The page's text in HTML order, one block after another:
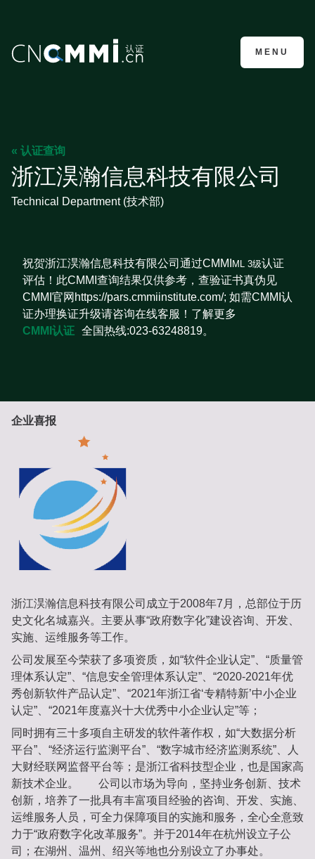
CMMI认证咨询
MENU
« 认证查询
浙江淏瀚信息科技有限公司
Technical Department (技术部)
祝贺浙江淏瀚信息科技有限公司通过CMMI ML 3级认证
评估！此CMMI查询结果仅供参考，查验证书真伪见
CMMI官网https://pars.cmmiinstitute.com/; 如需CMMI认
证办理换证升级请咨询在线客服！了解更多
CMMI认证 全国热线:023-63248819。
企业喜报
浙江淏瀚信息科技有限公司成立于2008年7月，总部位于历
史文化名城嘉兴。主要从事“政府数字化”建设咨询、开发、
实施、运维服务等工作。
公司发展至今荣获了多项资质，如“软件企业认定”、“质量管
理体系认定”、“信息安全管理体系认定”、“2020-2021年优
秀创新软件产品认定”、“2021年浙江省‘专精特新’中小企业
认定”、“2021年度嘉兴十大优秀中小企业认定”等；
同时拥有三十多项自主研发的软件著作权，如“大数据分析
平台”、“经济运行监测平台”、“数字城市经济监测系统”、人
大财经联网监督平台等；是浙江省科技型企业，也是国家高
新技术企业。 公司以市场为导向，坚持业务创新、技术
创新，培养了一批具有丰富项目经验的咨询、开发、实施、
运维服务人员，可全力保障项目的实施和服务，全心全意致
力于“政府数字化改革服务”。并于2014年在杭州设立子公
司；在湖州、温州、绍兴等地也分别设立了办事处。